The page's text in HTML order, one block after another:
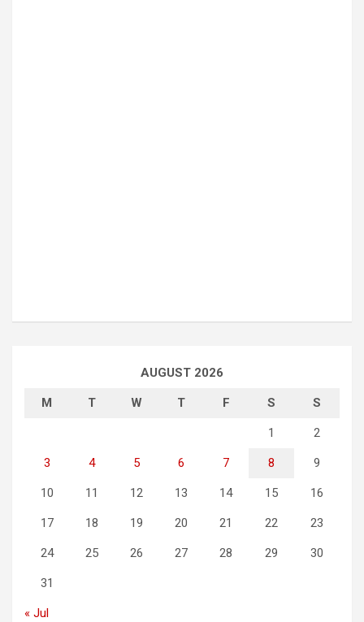
AUGUST 2026
M T W T F S S
1 2
3 4 5 6 7 8 9
10 11 12 13 14 15 16
17 18 19 20 21 22 23
24 25 26 27 28 29 30
31
« Jul